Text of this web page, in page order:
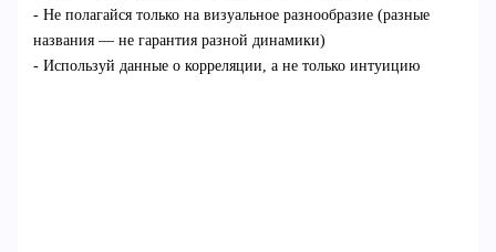
- Не полагайся только на визуальное разнообразие (разные
названия — не гарантия разной динамики)
- Используй данные о корреляции, а не только интуицию